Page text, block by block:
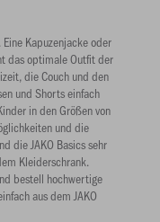
Kapuzenjacke oder
das optimale Outfit der
die Couch und den
und Shorts einfach
in den Größen von
und die
die JAKO Basics sehr
Kleiderschrank.
bestell hochwertige
aus dem JAKO